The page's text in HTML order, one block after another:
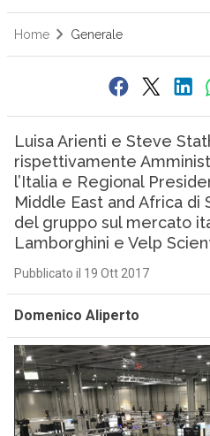
Home Generale
Luisa Arienti e Steve
rispettivamente
l’Italia e Regional
Middle East and Africa di
del gruppo sul mercato
Lamborghini e Velp
Pubblicato il 19 Ott 2017
Domenico Aliperto